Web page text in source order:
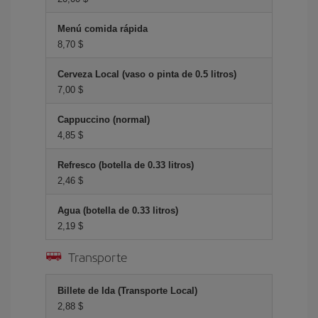
Menú comida rápida
8,70 $
Cerveza Local (vaso o pinta de 0.5 litros)
7,00 $
Cappuccino (normal)
4,85 $
Refresco (botella de 0.33 litros)
2,46 $
Agua (botella de 0.33 litros)
2,19 $
Transporte
Billete de Ida (Transporte Local)
2,88 $